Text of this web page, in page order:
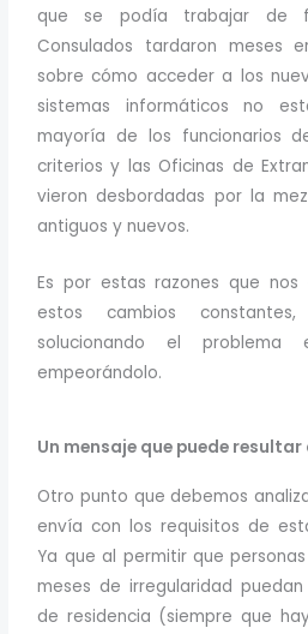
que se podía trabajar de
Consulados tardaron meses
sobre cómo acceder a los
sistemas informáticos no
mayoría de los funcionarios
criterios y las Oficinas de
vieron desbordadas por la
antiguos y nuevos.
Es por estas razones que
estos cambios
solucionando el
empeorándolo.
Un mensaje que puede
Otro punto que debemos
envía con los requisitos de
Ya que al permitir que
meses de irregularidad
de residencia (siempre que